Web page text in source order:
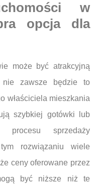
w
opcja dla
może być atrakcyjną
zawsze będzie to
właściciela mieszkania
szybkiej gotówki lub
procesu sprzedaży
rozwiązaniu wiele
ceny oferowane przez
być niższe niż te